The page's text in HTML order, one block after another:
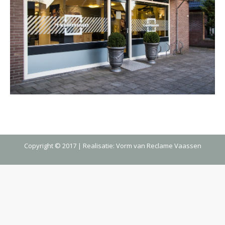
Copyright © 2017 | Realisatie: Vorm van Reclame Vaassen